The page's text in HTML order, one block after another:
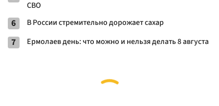
СВО
6 В России стремительно дорожает сахар
7 Ермолаев день: что можно и нельзя делать 8 августа